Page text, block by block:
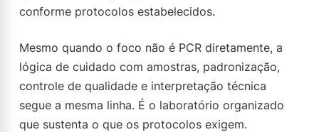
conforme protocolos estabelecidos.
Mesmo quando o foco não é PCR diretamente, a
lógica de cuidado com amostras, padronização,
controle de qualidade e interpretação técnica
segue a mesma linha. É o laboratório organizado
que sustenta o que os protocolos exigem.